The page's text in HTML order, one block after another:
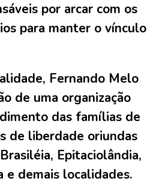
por arcar com os
para manter o vínculo
Fernando Melo
de uma organização
das famílias de
de liberdade oriundas
Epitaciolândia,
e demais localidades.